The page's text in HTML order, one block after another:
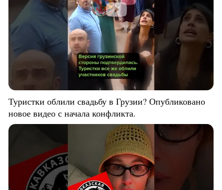
Туристки облили свадьбу в Грузии? Опубликовано
новое видео с начала конфликта.